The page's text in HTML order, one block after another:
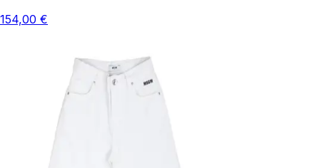
154,00 €